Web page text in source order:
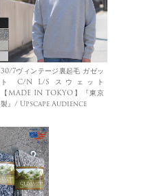
30/7ヴィンテージ裏起毛 ガゼッ
ト C/N L/S スウェット
【MADE IN TOKYO】『東京
製』/ Upscape Audience